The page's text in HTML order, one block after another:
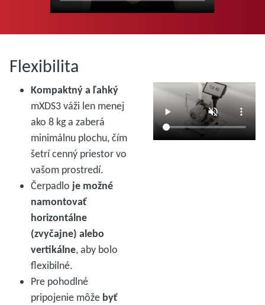
Flexibilita
Kompaktný a ľahký
mXDS3 váži len menej
ako 8 kg a zaberá
minimálnu plochu, čím
šetrí cenný priestor vo
vašom prostredí.
Čerpadlo je možné
namontovať
horizontálne
(zvyčajne) alebo
vertikálne, aby bolo
flexibilné.
Pre pohodlné
pripojenie môže byť